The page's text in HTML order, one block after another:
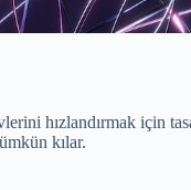
hızlandırmak için
kılar.